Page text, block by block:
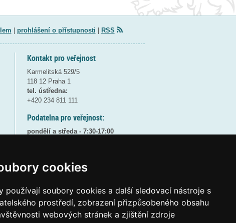
cookies
používají soubory cookies a další sledovací nástroje s
prostředí, zobrazení přizpůsobeného obsahu
webových stránek a zjištění zdroje
prohlášení o přístupnosti RSS
Kontakt pro veřejnost
Karmelitská 529/5
118 12 Praha 1
tel. ústředna:
+420 234 811 111
Podatelna pro veřejnost:
pondělí a středa - 7:30-17:00
8:30 - 9:30 - bezpečnostní přestávka
Elektronická podatelna:
posta@msmtgov cz